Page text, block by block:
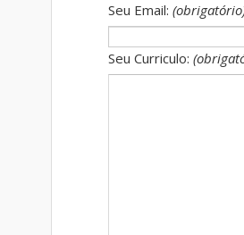
Seu Email:
Seu Curriculo: